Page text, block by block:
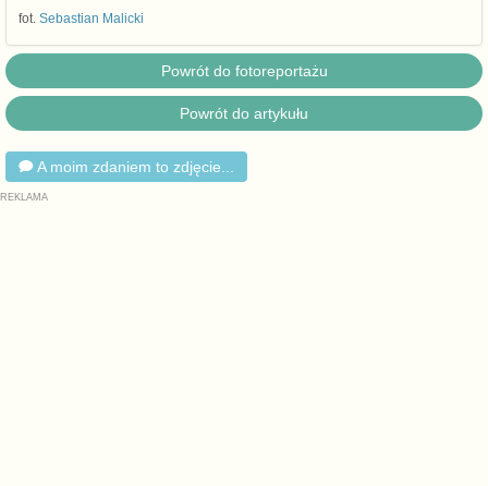
fot. Sebastian Malicki
Powrót do fotoreportażu
Powrót do artykułu
A moim zdaniem to zdjęcie...